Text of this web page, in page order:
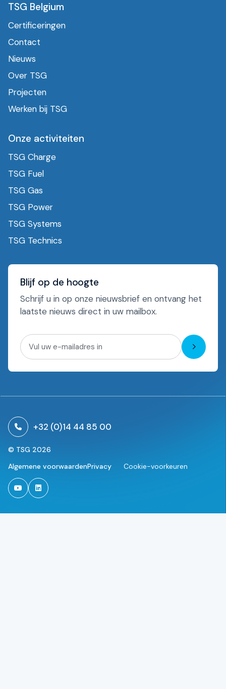
TSG Belgium
Certificeringen
Contact
Nieuws
Over TSG
Projecten
Werken bij TSG
Onze activiteiten
TSG Charge
TSG Fuel
TSG Gas
TSG Power
TSG Systems
TSG Technics
Blijf op de hoogte
Schrijf u in op onze nieuwsbrief en ontvang het
laatste nieuws direct in uw mailbox.
+32 (0)14 44 85 00
© TSG 2026
Algemene voorwaardenPrivacy Cookie-voorkeuren
TSG on Youtube
TSG on Linkedin